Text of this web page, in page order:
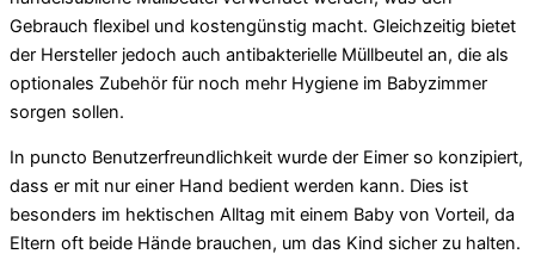
Gebrauch flexibel und kostengünstig macht. Gleichzeitig bietet
der Hersteller jedoch auch antibakterielle Müllbeutel an, die als
optionales Zubehör für noch mehr Hygiene im Babyzimmer
sorgen sollen.
In puncto Benutzerfreundlichkeit wurde der Eimer so konzipiert,
dass er mit nur einer Hand bedient werden kann. Dies ist
besonders im hektischen Alltag mit einem Baby von Vorteil, da
Eltern oft beide Hände brauchen, um das Kind sicher zu halten.